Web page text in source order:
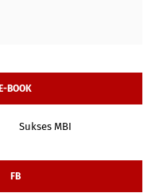
E-BOOK
Sukses MBI
FB